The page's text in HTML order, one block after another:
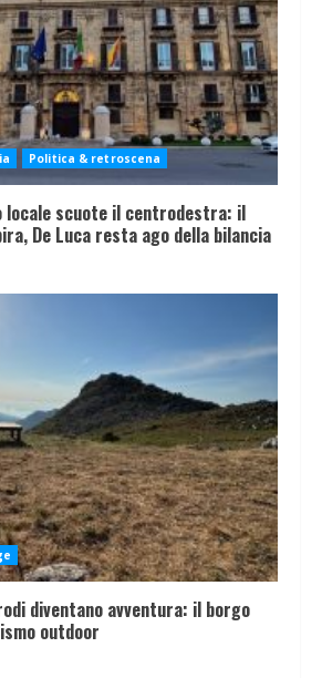
Politica & retroscena
locale scuote il centrodestra: il
De Luca resta ago della bilancia
diventano avventura: il borgo
outdoor